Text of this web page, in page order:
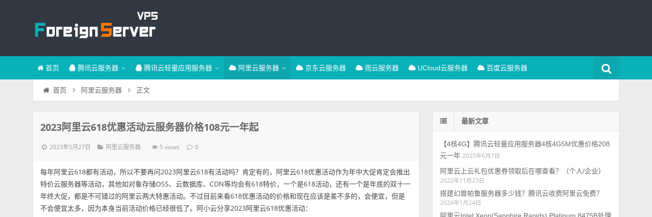
首页 腾讯云服务器 腾讯云轻量应用服务器 阿里云服务器 京东云服务器 雨云服务器 UCloud云服务器 百度云服务器
首页 阿里云服务器 正文
2023阿里云618优惠活动云服务器价格108元一年起
2023年5月27日 阿里云服务器 5 views 0
每年阿里云618都有活动，所以不要再问2023阿里云618有活动吗？肯定有的，阿里云618优惠活动作为年中大促肯定会推出
特价云服务器等活动，其他如对象存储OSS、云数据库、CDN等均会有618特价，一个是618活动，还有一个是年底的双十一
年终大促，都是不可错过的阿里云两大特惠活动。不过目前来看618优惠活动的价格和现在应该是差不多的，会便宜，但是
不会便宜太多，因为本身当前活动价格已经很低了。阿小云分享2023阿里云618优惠活动：
最新文章
【4核4G】腾讯云轻量应用服务器4核4G5M优惠价格208
元一年 2025年6月7日
阿里云上云礼包优惠券领取后在哪查看？（个人/企业）
2022年11月23日
搭建幻兽帕鲁服务器多少钱？腾讯云收费阿里云免费？
2024年1月24日